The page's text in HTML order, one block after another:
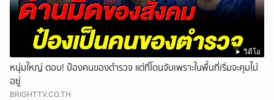
วิดีโอ
หนุ่มใหญ่ ตอบ! ป๋องคนของตำรวจ แต่ที่โดนจับเพราะในพื้นที่เริ่มจะคุมไม่
อยู่
BRIGHTTV.CO.TH